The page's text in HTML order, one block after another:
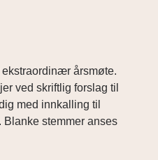
årsmøte.
ved skriftlig forslag til
med innkalling til
Blanke stemmer anses